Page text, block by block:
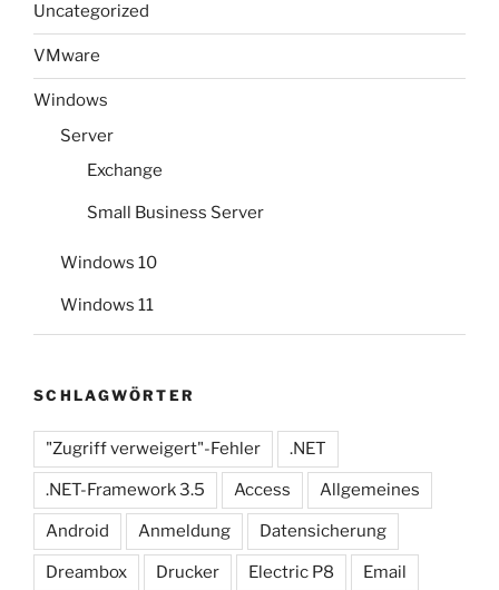
Uncategorized
VMware
Windows
Server
Exchange
Small Business Server
Windows 10
Windows 11
SCHLAGWÖRTER
"Zugriff verweigert"-Fehler .NET
.NET-Framework 3.5 Access Allgemeines
Android Anmeldung Datensicherung
Dreambox Drucker Electric P8 Email